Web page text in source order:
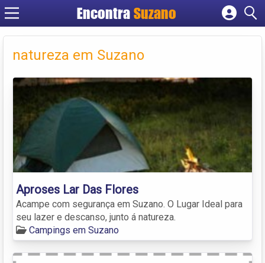
EncontraSuzano
Cadastrar empresa
Criar conta
natureza em Suzano
Aproses Lar Das Flores
Acampe com segurança em Suzano. O Lugar Ideal para
seu lazer e descanso, junto á natureza.
Campings em Suzano